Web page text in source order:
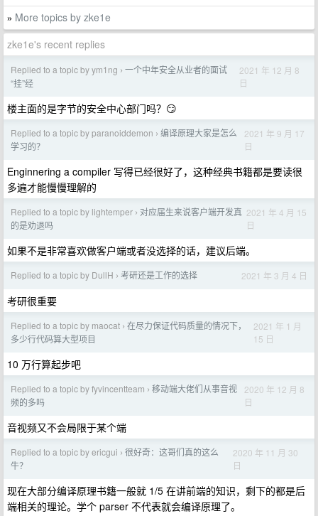
» More topics by zke1e
zke1e's recent replies
Replied to a topic by ym1ng › 一个中年安全从业者的面试
“挂”经
2021 年 12 月 8
日
楼主面的是字节的安全中心部门吗？😏
Replied to a topic by paranoiddemon › 编译原理大家是怎么
学习的？
2021 年 9 月 17
日
Enginnering a compiler 写得已经很好了，这种经典书籍都是要读很
多遍才能慢慢理解的
Replied to a topic by lightemper › 对应届生来说客户端开发真
的是劝退吗
2021 年 4 月 15
日
如果不是非常喜欢做客户端或者没选择的话，建议后端。
Replied to a topic by DullH › 考研还是工作的选择 2021 年 3 月 4 日
考研很重要
Replied to a topic by maocat › 在尽力保证代码质量的情况下，
多少行代码算大型项目
2021 年 1 月
15 日
10 万行算起步吧
Replied to a topic by fyvincentteam › 移动端大佬们从事音视
频的多吗
2020 年 12 月 8
日
音视频又不会局限于某个端
Replied to a topic by ericgui › 很好奇：这哥们真的这么
牛？
2020 年 11 月 30
日
现在大部分编译原理书籍一般就 1/5 在讲前端的知识，剩下的都是后
端相关的理论。学个 parser 不代表就会编译原理了。